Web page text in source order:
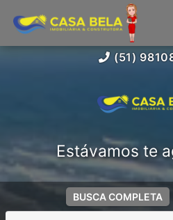
(51)
Estávamos te
BUSCA COMPLETA